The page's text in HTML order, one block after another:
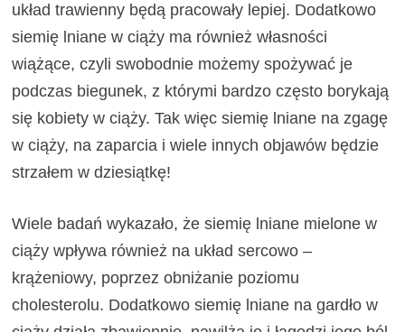
układ trawienny będą pracowały lepiej. Dodatkowo
siemię lniane w ciąży ma również własności
wiążące, czyli swobodnie możemy spożywać je
podczas biegunek, z którymi bardzo często borykają
się kobiety w ciąży. Tak więc siemię lniane na zgagę
w ciąży, na zaparcia i wiele innych objawów będzie
strzałem w dziesiątkę!
Wiele badań wykazało, że siemię lniane mielone w
ciąży wpływa również na układ sercowo –
krążeniowy, poprzez obniżanie poziomu
cholesterolu. Dodatkowo siemię lniane na gardło w